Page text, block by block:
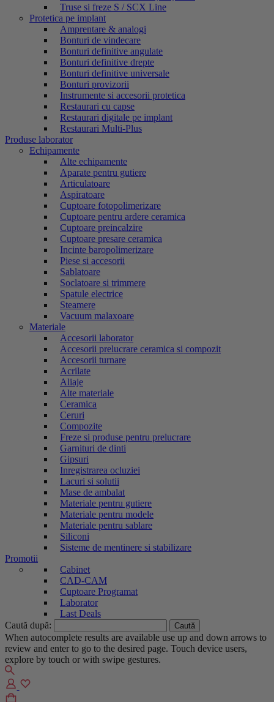
Truse si freze S / SCX Line
Protetica pe implant
Amprentare & analogi
Bonturi de vindecare
Bonturi definitive angulate
Bonturi definitive drepte
Bonturi definitive universale
Bonturi provizorii
Instrumente si accesorii protetica
Restaurari cu capse
Restaurari digitale pe implant
Restaurari Multi-Plus
Produse laborator
Echipamente
Alte echipamente
Aparate pentru gutiere
Articulatoare
Aspiratoare
Cuptoare fotopolimerizare
Cuptoare pentru ardere ceramica
Cuptoare preincalzire
Cuptoare presare ceramica
Incinte baropolimerizare
Piese si accesorii
Sablatoare
Soclatoare si trimmere
Spatule electrice
Steamere
Vacuum malaxoare
Materiale
Accesorii laborator
Accesorii prelucrare ceramica si compozit
Accesorii turnare
Acrilate
Aliaje
Alte materiale
Ceramica
Ceruri
Compozite
Freze si produse pentru prelucrare
Garnituri de dinti
Gipsuri
Inregistrarea ocluziei
Lacuri si solutii
Mase de ambalat
Materiale pentru gutiere
Materiale pentru modele
Materiale pentru sablare
Siliconi
Sisteme de mentinere si stabilizare
Promotii
Cabinet
CAD-CAM
Cuptoare Programat
Laborator
Last Deals
Caută după:
When autocomplete results are available use up and down arrows to
review and enter to go to the desired page. Touch device users,
explore by touch or with swipe gestures.